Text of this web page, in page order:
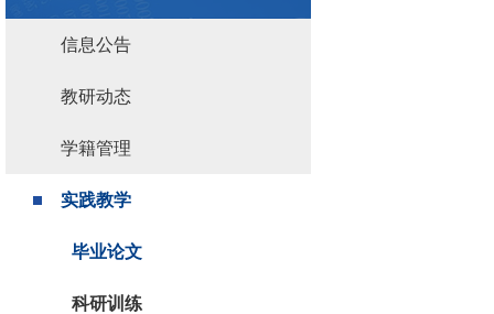
信息公告
教研动态
学籍管理
实践教学
毕业论文
科研训练